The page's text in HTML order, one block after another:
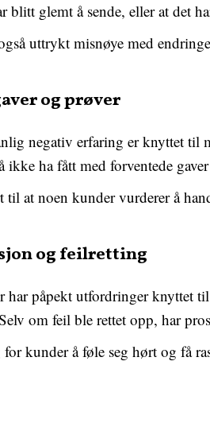
blitt glemt å sende, eller at det
uttrykt misnøye med
og prøver
negativ erfaring er knyttet til
ikke ha fått med forventede
til at noen kunder vurderer å
og feilretting
har påpekt utfordringer knyttet
om feil ble rettet opp, har
kunder å føle seg hørt og få